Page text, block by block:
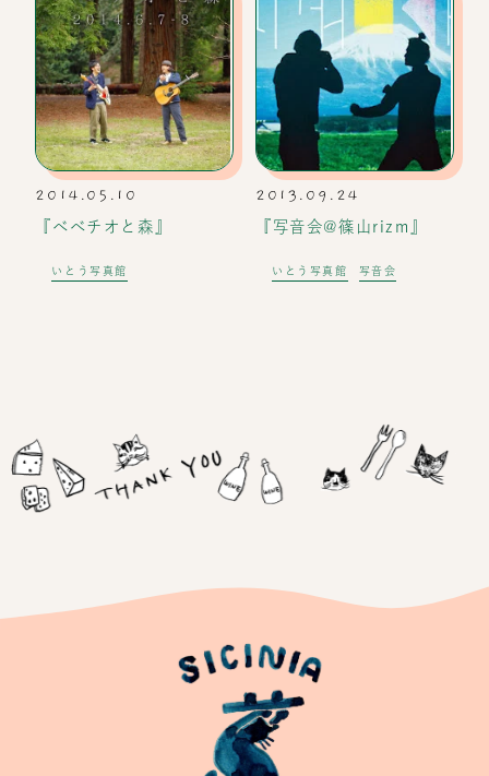
2014.05.10
『べべチオと森』
いとう写真館
2013.09.24
『写音会@篠山rizm』
いとう写真館 写音会